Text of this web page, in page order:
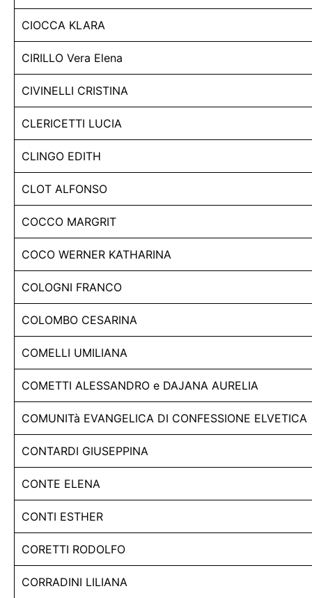
CIOCCA KLARA
CIRILLO Vera Elena
CIVINELLI CRISTINA
CLERICETTI LUCIA
CLINGO EDITH
CLOT ALFONSO
COCCO MARGRIT
COCO WERNER KATHARINA
COLOGNI FRANCO
COLOMBO CESARINA
COMELLI UMILIANA
COMETTI ALESSANDRO e DAJANA AURELIA
COMUNITà EVANGELICA DI CONFESSIONE ELVETICA
CONTARDI GIUSEPPINA
CONTE ELENA
CONTI ESTHER
CORETTI RODOLFO
CORRADINI LILIANA